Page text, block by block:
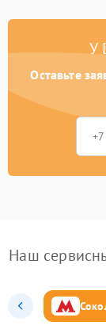
У
Оставьте
Наш